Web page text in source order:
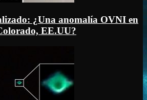
¿Una anomalía OVNI en
EE.UU?